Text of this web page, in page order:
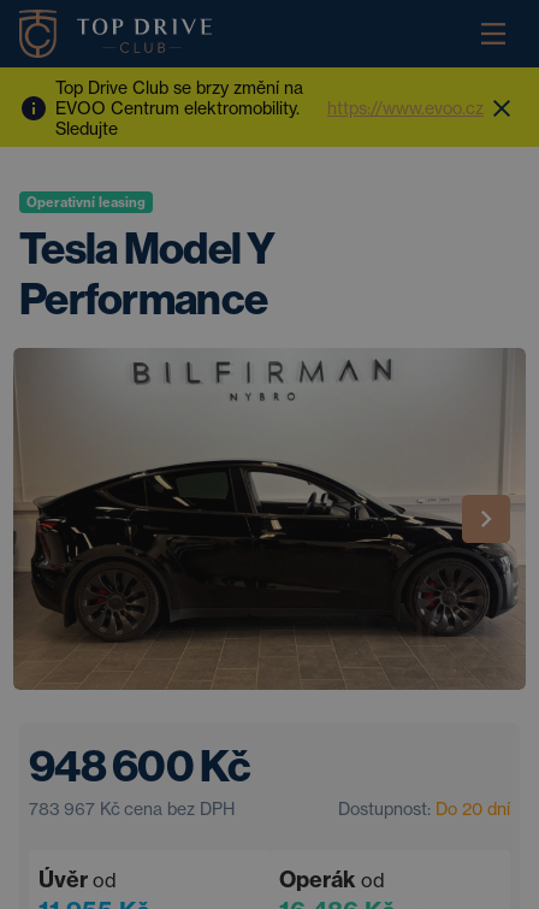
Top Drive Club se brzy změní na
EVOO Centrum elektromobility.
Sledujte
https://www.evoo.cz
Operativní leasing
Tesla Model Y
Performance
948 600 Kč
783 967 Kč cena bez DPH Dostupnost: Do 20 dní
Úvěr od Operák od